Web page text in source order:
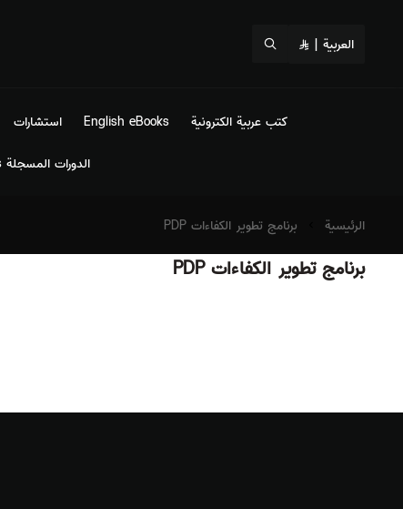
العربية |
كتب عربية الكترونية English eBooks استشارات
الدورات المسجلة Recorded Courses
الرئيسية برنامج تطوير الكفاءات PDP
برنامج تطوير الكفاءات PDP